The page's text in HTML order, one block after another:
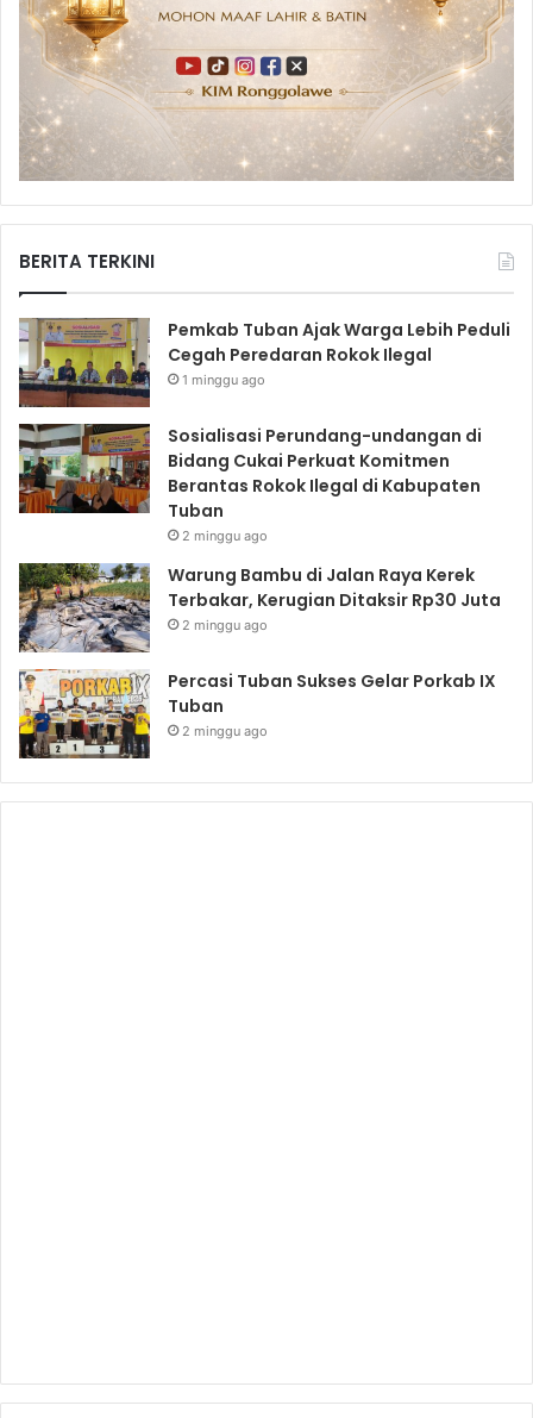
BERITA TERKINI
Pemkab Tuban Ajak Warga Lebih Peduli
Cegah Peredaran Rokok Ilegal
1 minggu ago
Sosialisasi Perundang-undangan di
Bidang Cukai Perkuat Komitmen
Berantas Rokok Ilegal di Kabupaten
Tuban
2 minggu ago
Warung Bambu di Jalan Raya Kerek
Terbakar, Kerugian Ditaksir Rp30 Juta
2 minggu ago
Percasi Tuban Sukses Gelar Porkab IX
Tuban
2 minggu ago